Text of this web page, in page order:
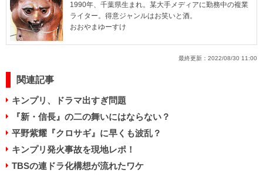
1990年、千葉県生まれ。某大手メディアに勤務中の複業
ライター。得意ジャンルはお笑いと酒。
おおやまゆーすけ
最終更新： 2022/08/30 11:00
関連記事
キンプリ、ドラマ出すぎ問題
『新・信長』の二の舞いにはならない？
平野紫耀『クロサギ』に早くも波乱？
キンプリ発火事故を現地レポ！
TBSの連ドラ化構想が流れたワケ